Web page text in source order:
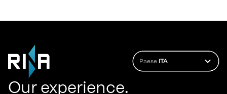
Paese ITA
Our experience.